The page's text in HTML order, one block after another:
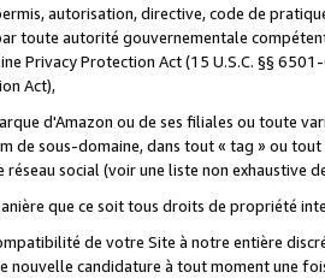
autorisation, directive, code de
toute autorité gouvernementale
Privacy Protection Act (15 U.S.C. §§
Act),
d'Amazon ou de ses filiales ou toute
de sous-domaine, dans tout « tag » ou
social (voir une liste non exhaustive
que ce soit tous droits de propriété
de votre Site à notre entière
nouvelle candidature à tout moment une